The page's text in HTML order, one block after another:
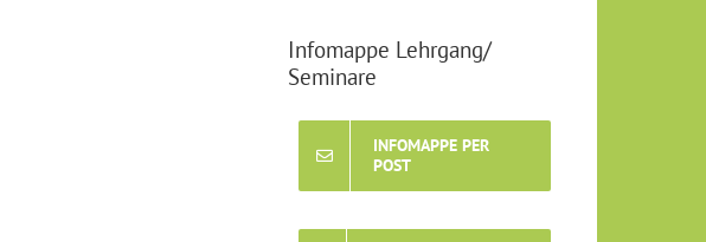
Infomappe Lehrgang/
Seminare
INFOMAPPE PER
POST